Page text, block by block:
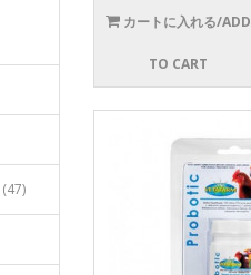
カートに入れる/ADD
TO CART